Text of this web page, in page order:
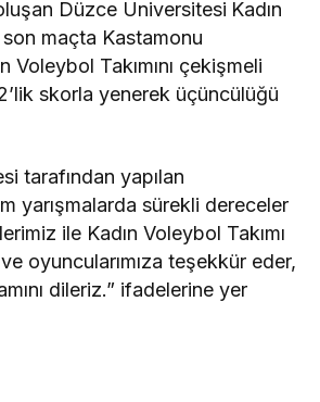
Düzce Üniversitesi Kadın
son maçta Kastamonu
Voleybol Takımını çekişmeli
skorla yenerek üçüncülüğü
tarafından yapılan
yarışmalarda sürekli dereceler
ile Kadın Voleybol Takımı
oyuncularımıza teşekkür eder,
dileriz.” ifadelerine yer